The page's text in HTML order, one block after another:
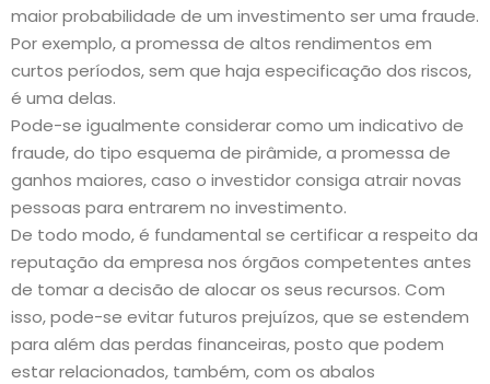
maior probabilidade de um investimento ser uma fraude.
Por exemplo, a promessa de altos rendimentos em
curtos períodos, sem que haja especificação dos riscos,
é uma delas.
Pode-se igualmente considerar como um indicativo de
fraude, do tipo esquema de pirâmide, a promessa de
ganhos maiores, caso o investidor consiga atrair novas
pessoas para entrarem no investimento.
De todo modo, é fundamental se certificar a respeito da
reputação da empresa nos órgãos competentes antes
de tomar a decisão de alocar os seus recursos. Com
isso, pode-se evitar futuros prejuízos, que se estendem
para além das perdas financeiras, posto que podem
estar relacionados, também, com os abalos